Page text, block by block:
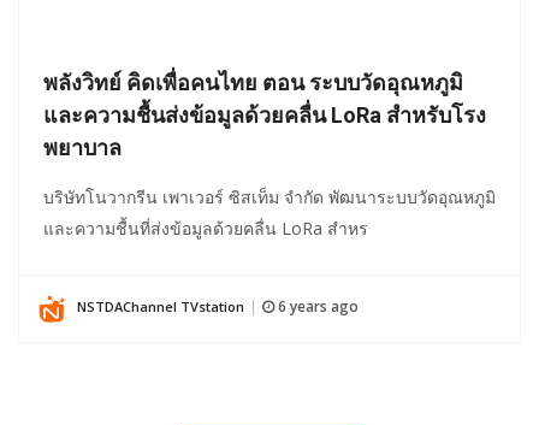
พลังวิทย์ คิดเพื่อคนไทย ตอน ระบบวัดอุณหภูมิ
และความชื้นส่งข้อมูลด้วยคลื่น LoRa สำหรับโรง
พยาบาล
บริษัทโนวากรีน เพาเวอร์ ซิสเท็ม จำกัด พัฒนาระบบวัดอุณหภูมิ
และความชื้นที่ส่งข้อมูลด้วยคลื่น LoRa สำหร
NSTDAChannel TVstation 6 years ago